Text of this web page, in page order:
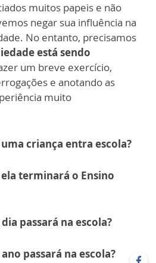
muitos papeis e não
negar sua influência na
No entanto, precisamos
está sendo
um breve exercício,
e anotando as
muito
criança entra escola?
terminará o Ensino
passará na escola?
passará na escola?